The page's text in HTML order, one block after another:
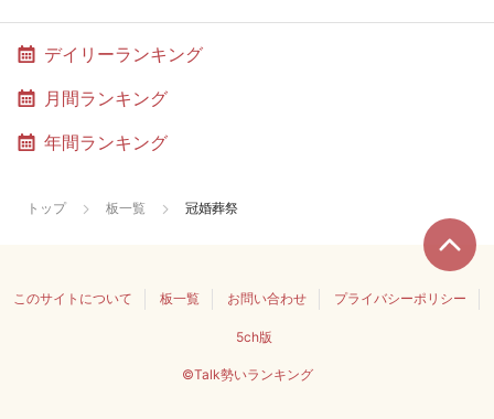
デイリーランキング
月間ランキング
年間ランキング
トップ 板一覧 冠婚葬祭
このサイトについて 板一覧 お問い合わせ プライバシーポリシー
5ch版
©Talk勢いランキング